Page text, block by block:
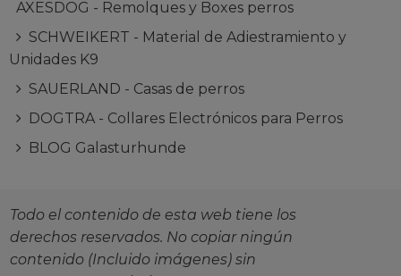
AXESDOG - Remolques y Boxes perros
SCHWEIKERT - Material de Adiestramiento y
Unidades K9
SAUERLAND - Casas de perros
DOGTRA - Collares Electrónicos para Perros
BLOG Galasturhunde
Todo el contenido de esta web tiene los
derechos reservados. No copiar ningún
contenido (Incluido imágenes) sin